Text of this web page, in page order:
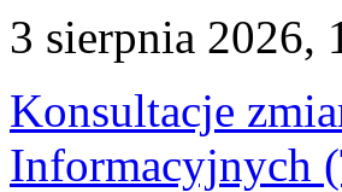
3 sierpnia 2026,
Konsultacje
Informacyjnych